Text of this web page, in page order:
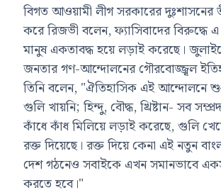
বিগত আওয়ামী লীগ সরকারের দুঃশাসনের
করে রিজভী বলেন, ফ্যাসিবাদের বিরুদ্ধে
মানুষ একতাবদ্ধ হয়ে লড়াই করেছে।
জনতার গণ-আন্দোলনের গৌরবোজ্জ্বল
তিনি বলেন, "ঐতিহাসিক এই আন্দোলনে
গুলি খায়নি; হিন্দু, বৌদ্ধ, খ্রিষ্টান- সব
কাঁধে কাঁধ মিলিয়ে লড়াই করেছে, গুলি
রক্ত দিয়েছে। রক্ত দিয়ে কেনা এই নতুন
দেশ গঠনেও সবাইকে এখন সমানভাবে
করতে হবে।"